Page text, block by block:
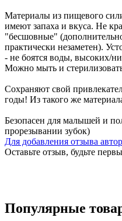
Материалы из пищевого
имеют запаха и вкуса. Не
"бесшовные"
практически незаметен).
- не боятся воды, высоких/
Можно мыть и
Сохраняют свой
годы! Из такого же
Безопасен для малышей и
прорезывании зубок)
Для добавления отзыва
Оставьте отзыв, будьте
Популярные